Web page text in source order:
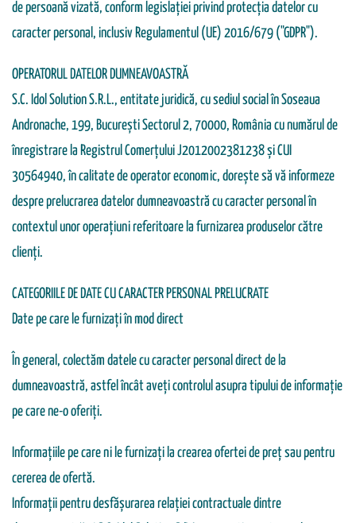
de persoană vizată, conform legislației privind protecția datelor cu
caracter personal, inclusiv Regulamentul (UE) 2016/679 ("GDPR").
OPERATORUL DATELOR DUMNEAVOASTRĂ
S.C. Idol Solution S.R.L., entitate juridică, cu sediul social în Soseaua
Andronache, 199, Bucureşti Sectorul 2, 70000, România cu numărul de
înregistrare la Registrul Comerțului J2012002381238 și CUI
30564940, în calitate de operator economic, dorește să vă informeze
despre prelucrarea datelor dumneavoastră cu caracter personal în
contextul unor operațiuni referitoare la furnizarea produselor către
clienți.
CATEGORIILE DE DATE CU CARACTER PERSONAL PRELUCRATE
Date pe care le furnizați în mod direct
În general, colectăm datele cu caracter personal direct de la
dumneavoastră, astfel încât aveți controlul asupra tipului de informație
pe care ne-o oferiți.
Informațiile pe care ni le furnizați la crearea ofertei de preț sau pentru
cererea de ofertă.
Informații pentru desfășurarea relației contractuale dintre